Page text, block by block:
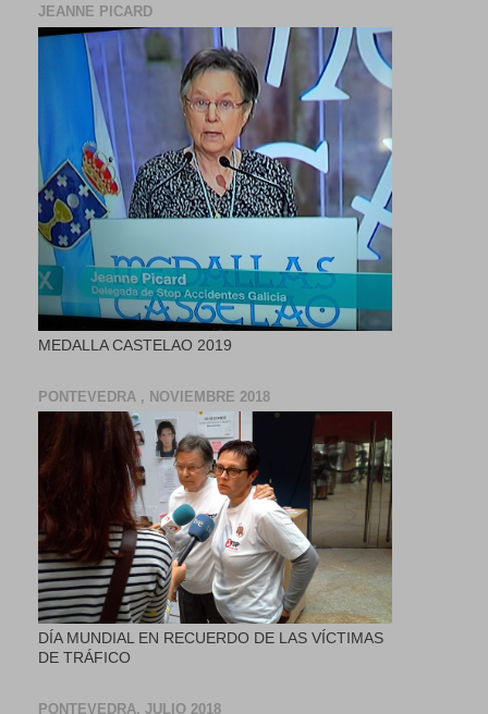
JEANNE PICARD
MEDALLA CASTELAO 2019
PONTEVEDRA , NOVIEMBRE 2018
DÍA MUNDIAL EN RECUERDO DE LAS VÍCTIMAS
DE TRÁFICO
PONTEVEDRA, JULIO 2018